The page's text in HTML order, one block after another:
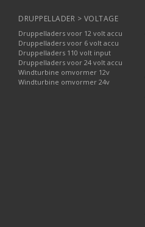
DRUPPELLADER > VOLTAGE
Druppelladers voor 12 volt accu
Druppelladers voor 6 volt accu
Druppelladers 110 volt input
Druppelladers voor 24 volt accu
Windturbine omvormer 12v
Windturbine omvormer 24v